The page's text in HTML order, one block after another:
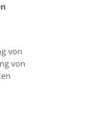
von
von